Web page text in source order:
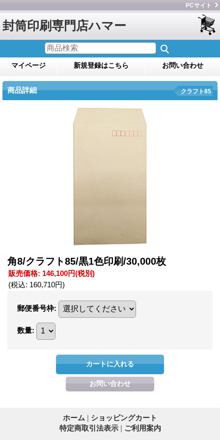
PCサイト
封筒印刷専門店ハマー
マイページ 新規登録はこちら お問い合わせ
商品詳細 クラフト85
角8/クラフト85/黒1色印刷/30,000枚
販売価格: 146,100円(税別)
(税込: 160,710円)
郵便番号枠:
数量:
ホーム | ショッピングカート
特定商取引法表示 | ご利用案内